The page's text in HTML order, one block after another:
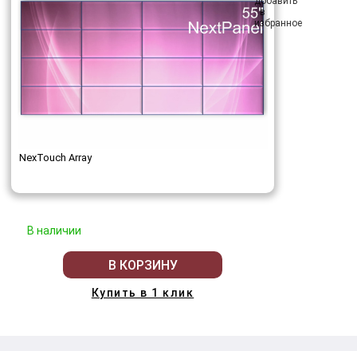
NexTouch Array
В наличии
В КОРЗИНУ
Купить в 1 клик